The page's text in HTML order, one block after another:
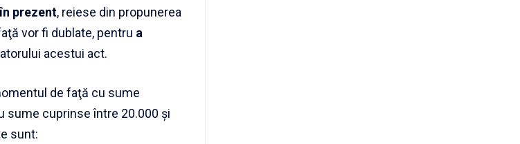
prezent, reiese din propunerea
vor fi dublate, pentru a
acestui act.
de faţă cu sume
sume cuprinse între 20.000 şi
sunt: